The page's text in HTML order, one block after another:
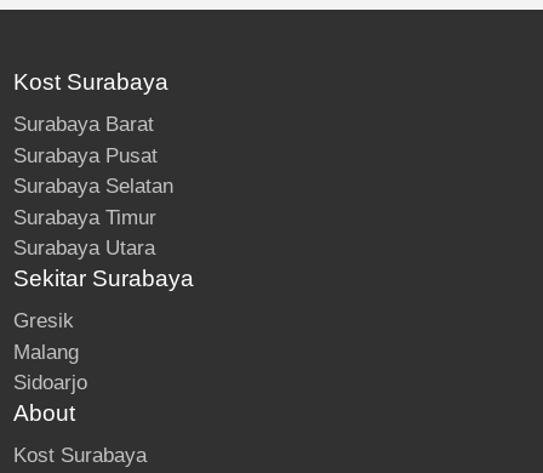
Kost Surabaya
Surabaya Barat
Surabaya Pusat
Surabaya Selatan
Surabaya Timur
Surabaya Utara
Sekitar Surabaya
Gresik
Malang
Sidoarjo
About
Kost Surabaya